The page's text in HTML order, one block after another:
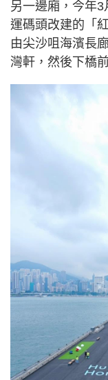
另一邊廂，今年
運碼頭改建的「
由尖沙咀海濱長
灣軒，然後下橋